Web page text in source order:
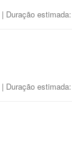
| Duração estimada:
| Duração estimada: